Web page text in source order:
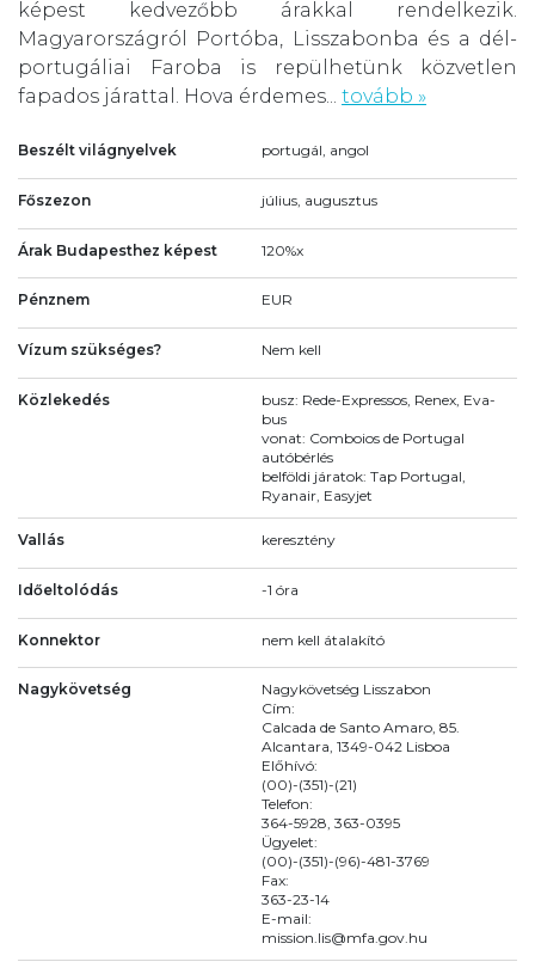
képest kedvezőbb árakkal rendelkezik.
Magyarországról Portóba, Lisszabonba és a dél-
portugáliai Faroba is repülhetünk közvetlen
fapados járattal. Hova érdemes... tovább »
Beszélt világnyelvek portugál, angol
Főszezon július, augusztus
Árak Budapesthez képest 120%x
Pénznem EUR
Vízum szükséges? Nem kell
Közlekedés
busz: Rede-Expressos, Renex, Eva-
bus
vonat: Comboios de Portugal
autóbérlés
belföldi járatok: Tap Portugal,
Ryanair, Easyjet
Vallás keresztény
Időeltolódás -1 óra
Konnektor nem kell átalakító
Nagykövetség
Nagykövetség Lisszabon
Cím:
Calcada de Santo Amaro, 85.
Alcantara, 1349-042 Lisboa
Előhívó:
(00)-(351)-(21)
Telefon:
364-5928, 363-0395
Ügyelet:
(00)-(351)-(96)-481-3769
Fax:
363-23-14
E-mail:
mission.lis@mfa.gov.hu